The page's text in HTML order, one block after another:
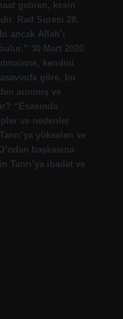
getiren, kesin
Rad Suresi 28.
ancak Allah’ı
30 Mart 2020
kendini
göre, bu
arınmış ve
“Esasında
ve nedenler
yükselen ve
başkasına
Tanrı’ya ibadet ve